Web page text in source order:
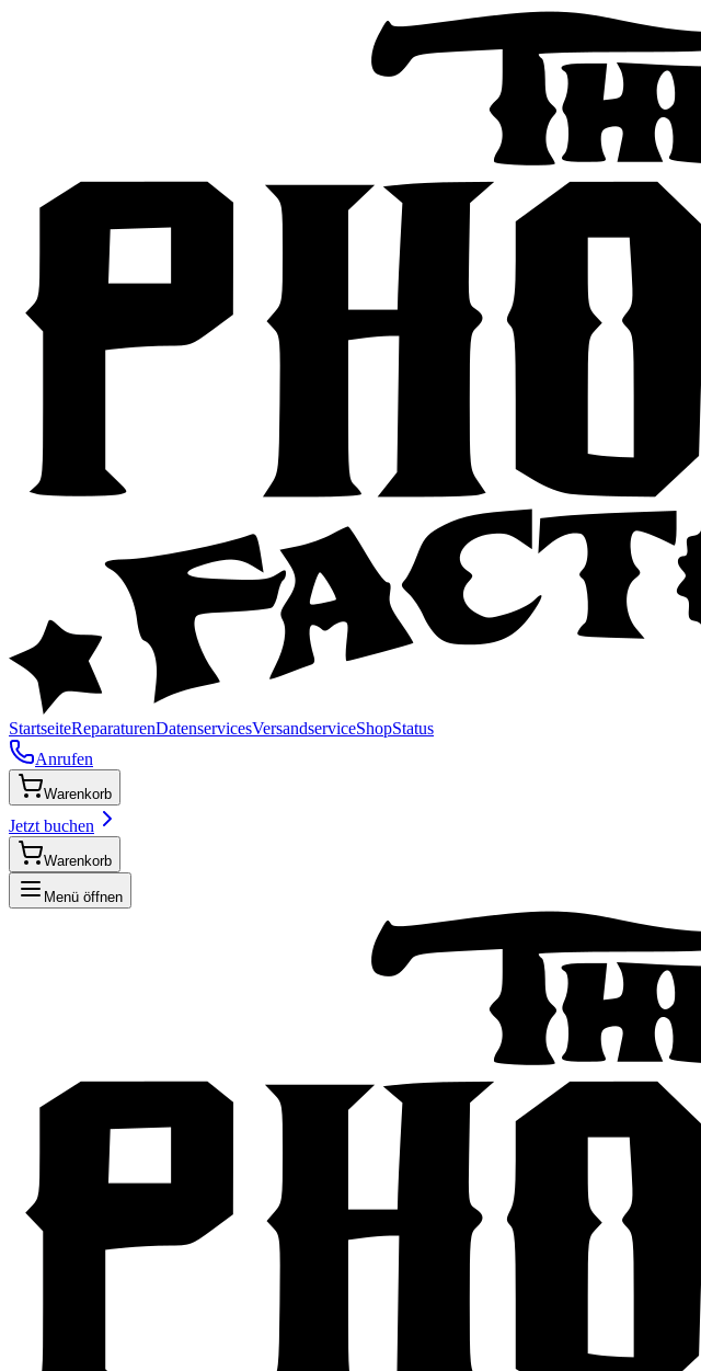
StartseiteReparaturenDatenservicesVersandserviceShopStatus
Anrufen
Warenkorb
Jetzt buchen
Warenkorb
Menü öffnen